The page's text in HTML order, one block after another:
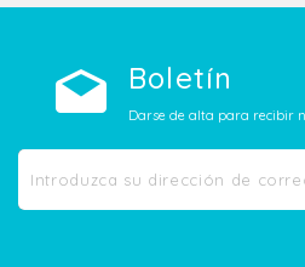
Boletín
Darse de alta para recibir